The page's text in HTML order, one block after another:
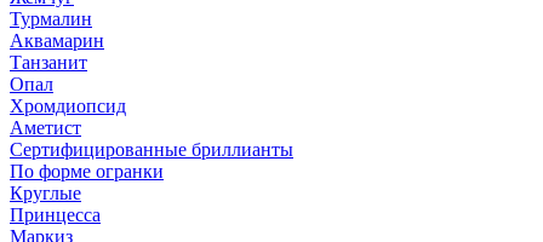
Турмалин
Аквамарин
Танзанит
Опал
Хромдиопсид
Аметист
Сертифицированные бриллианты
По форме огранки
Круглые
Принцесса
Маркиз